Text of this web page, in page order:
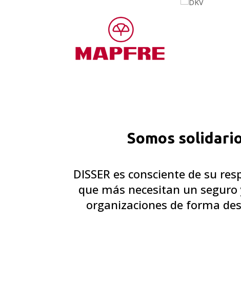
Somos
DISSER es consciente de su
que más necesitan un
organizaciones de forma